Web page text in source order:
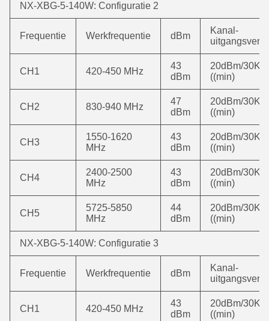
NX-XBG-5-140W: Configuratie 2
Frequentie Werkfrequentie dBm
Kanal-
CH1 420-450 MHz
43
dBm
20dBm/
((min)
CH2 830-940 MHz
47
dBm
20dBm/
((min)
CH3
1550-1620
MHz
43
dBm
20dBm/
((min)
CH4
2400-2500
MHz
43
dBm
20dBm/
((min)
CH5
5725-5850
MHz
44
dBm
20dBm/
((min)
NX-XBG-5-140W: Configuratie 3
Frequentie Werkfrequentie dBm
Kanal-
CH1 420-450 MHz
43
dBm
20dBm/
((min)